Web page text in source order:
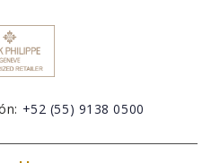
+52 (55) 9138 0500